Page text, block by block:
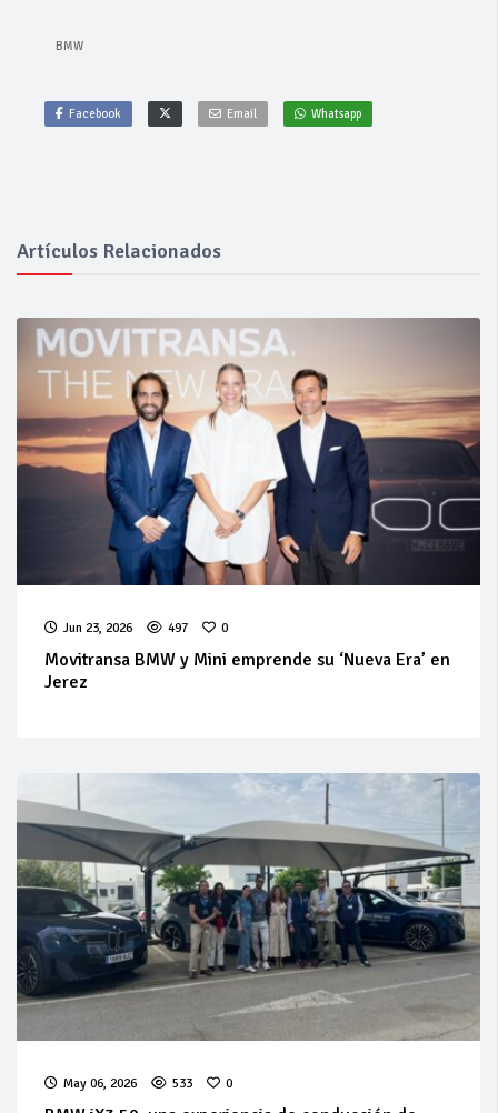
BMW
Facebook Email Whatsapp
Artículos Relacionados
Jun 23, 2026 497 0
Movitransa BMW y Mini emprende su ‘Nueva Era’ en
Jerez
May 06, 2026 533 0